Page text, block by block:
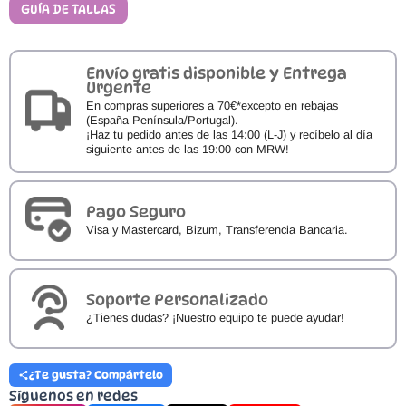
GUÍA DE TALLAS
Envío gratis disponible y Entrega
Urgente
En compras superiores a 70€*excepto en rebajas
(España Península/Portugal).
¡Haz tu pedido antes de las 14:00 (L-J) y recíbelo al día
siguiente antes de las 19:00 con MRW!
Pago Seguro
Visa y Mastercard, Bizum, Transferencia Bancaria.
Soporte Personalizado
¿Tienes dudas? ¡Nuestro equipo te puede ayudar!
¿Te gusta? Compártelo
Síguenos en redes